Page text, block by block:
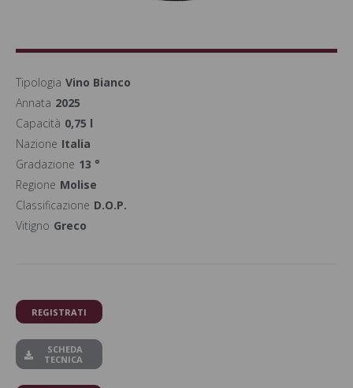
Tipologia Vino Bianco
Annata 2025
Capacità 0,75 l
Nazione Italia
Gradazione 13 °
Regione Molise
Classificazione D.O.P.
Vitigno Greco
REGISTRATI
SCHEDA
TECNICA